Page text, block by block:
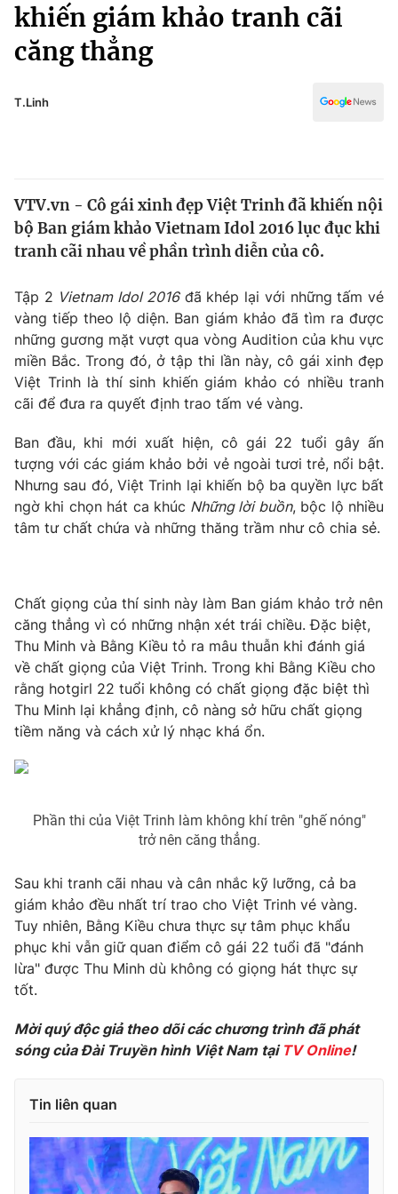
Chính trị
Xã hội
Pháp luật
Thế giới
Tin tức
Câu chuyện quốc tế
Kinh tế
Tài chính
Thị trường
Góc doanh nghiệp
Dữ liệu và đời sống
Truyền hình
Phim VTV
Hậu trường
Nhân vật
Khán giả
Điện ảnh
Âm nhạc
Sao
Đời sống
Du lịch
Giáo dục
Học trực tuyến
Hitech Công nghệ tương lai
Sản phẩm
Thị trường
Tư vấn
Giao lưu trực tuyến
Lịch phát sóng
Chuyên mục khác
Emagazine
Photo Infographic
Video Shorts video
VTV Money VTV Thể thao
VTV Sức khoẻ Bất động sản
Thị trường 24h Tấm lòng Việt
VTV9 VTV8
Liên hệ tòa soạn English
Truyền hình
Văn hóa - Giải trí
Y tế
khiến giám khảo tranh cãi
căng thẳng
T.Linh
VTV.vn - Cô gái xinh đẹp Việt Trinh đã khiến nội
bộ Ban giám khảo Vietnam Idol 2016 lục đục khi
tranh cãi nhau về phần trình diễn của cô.
Tập 2 Vietnam Idol 2016đã khép lại với những tấm vé
vàng tiếp theo lộ diện. Ban giám khảo đã tìm ra được
những gương mặt vượt qua vòng Audition của khu vực
miền Bắc. Trong đó, ở tập thi lần này, cô gái xinh đẹp
Việt Trinh là thí sinh khiến giám khảo có nhiều tranh
cãi để đưa ra quyết định trao tấm vé vàng.
Ban đầu, khi mới xuất hiện, cô gái 22 tuổi gây ấn
tượng với các giám khảo bởi vẻ ngoài tươi trẻ, nổi bật.
Nhưng sau đó, Việt Trinh lại khiến bộ ba quyền lực bất
ngờ khi chọn hát ca khúc Những lời buồn, bộc lộ nhiều
tâm tư chất chứa và những thăng trầm như cô chia sẻ.
Chất giọng của thí sinh này làm Ban giám khảo trở nên
căng thẳng vì có những nhận xét trái chiều. Đặc biệt,
Thu Minh và Bằng Kiều tỏ ra mâu thuẫn khi đánh giá
về chất giọng của Việt Trinh. Trong khi Bằng Kiều cho
rằng hotgirl 22 tuổi không có chất giọng đặc biệt thì
Thu Minh lại khẳng định, cô nàng sở hữu chất giọng
tiềm năng và cách xử lý nhạc khá ổn.
Phần thi của Việt Trinh làm không khí trên "ghế nóng"
trở nên căng thẳng.
Sau khi tranh cãi nhau và cân nhắc kỹ lưỡng, cả ba
giám khảo đều nhất trí trao cho Việt Trinh vé vàng.
Tuy nhiên, Bằng Kiều chưa thực sự tâm phục khẩu
phục khi vẫn giữ quan điểm cô gái 22 tuổi đã "đánh
lừa" được Thu Minh dù không có giọng hát thực sự
tốt.
Mời quý độc giả theo dõi các chương trình đã phát
sóng của Đài Truyền hình Việt Nam tại TV Online!
Tin liên quan